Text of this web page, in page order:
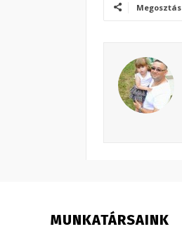
Megosztás
MUNKATÁRSAINK